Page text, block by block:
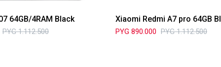
64GB/4RAM Black
PYG 1.112.500
Xiaomi Redmi A7 pro 64GB
PYG 890.000 PYG 1.112.500